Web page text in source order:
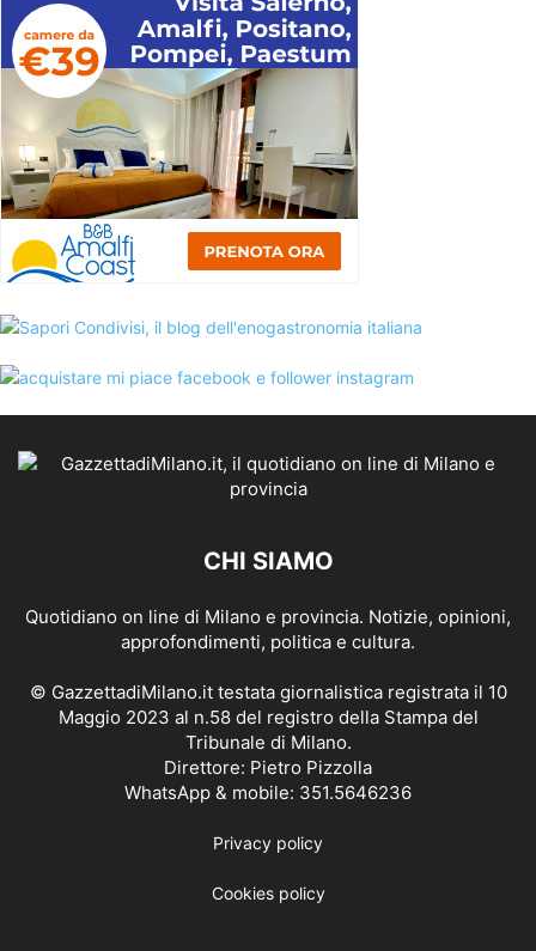
CHI SIAMO
Quotidiano on line di Milano e provincia. Notizie, opinioni,
approfondimenti, politica e cultura.
© GazzettadiMilano.it testata giornalistica registrata il 10
Maggio 2023 al n.58 del registro della Stampa del
Tribunale di Milano.
Direttore: Pietro Pizzolla
WhatsApp & mobile: 351.5646236
Privacy policy
Cookies policy